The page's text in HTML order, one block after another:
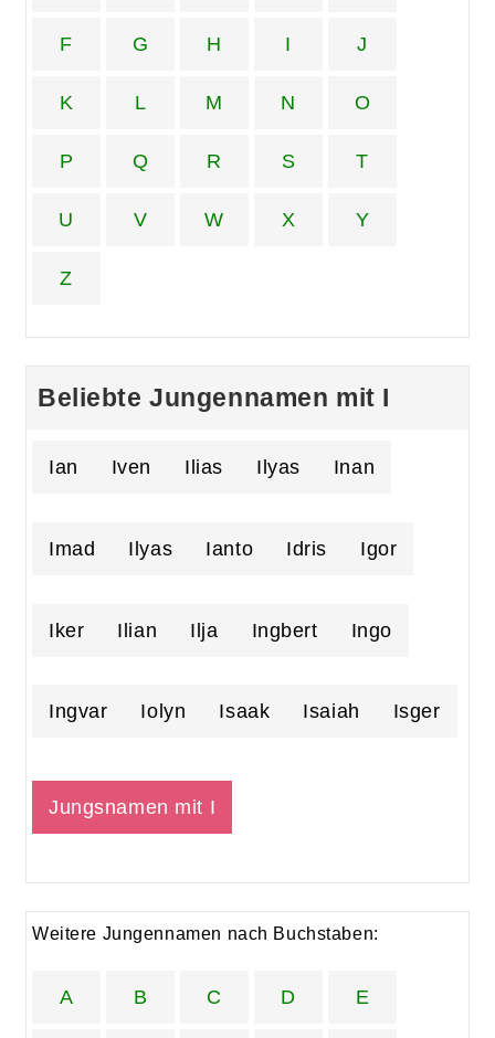
F G H I J
K L M N O
P Q R S T
U V W X Y
Z
Beliebte Jungennamen mit I
Ian Iven Ilias Ilyas Inan
Imad Ilyas Ianto Idris Igor
Iker Ilian Ilja Ingbert Ingo
Ingvar Iolyn Isaak Isaiah Isger
Jungsnamen mit I
Weitere Jungennamen nach Buchstaben:
A B C D E